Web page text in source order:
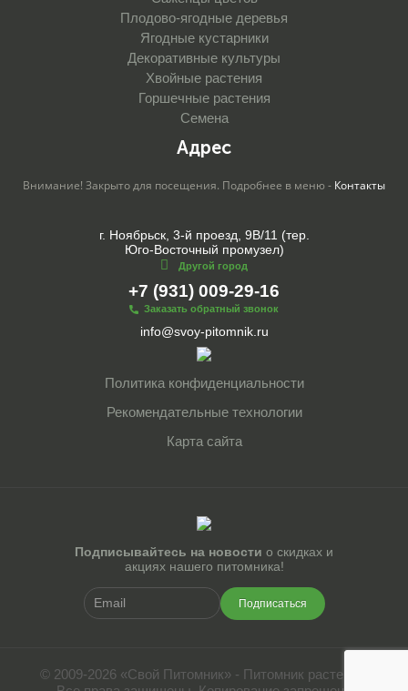
Плодово-ягодные деревья
Ягодные кустарники
Декоративные культуры
Хвойные растения
Горшечные растения
Семена
Адрес
Внимание! Закрыто для посещения. Подробнее в меню - Контакты
г. Ноябрьск, 3-й проезд, 9В/11 (тер.
Юго-Восточный промузел)
Другой город
+7 (931) 009-29-16
Заказать обратный звонок
info@svoy-pitomnik.ru
Политика конфиденциальности
Рекомендательные технологии
Карта сайта
Подписывайтесь на новости о скидках и
акциях нашего питомника!
Подписаться
© 2009-2026 «Свой Питомник» - Питомник растений.